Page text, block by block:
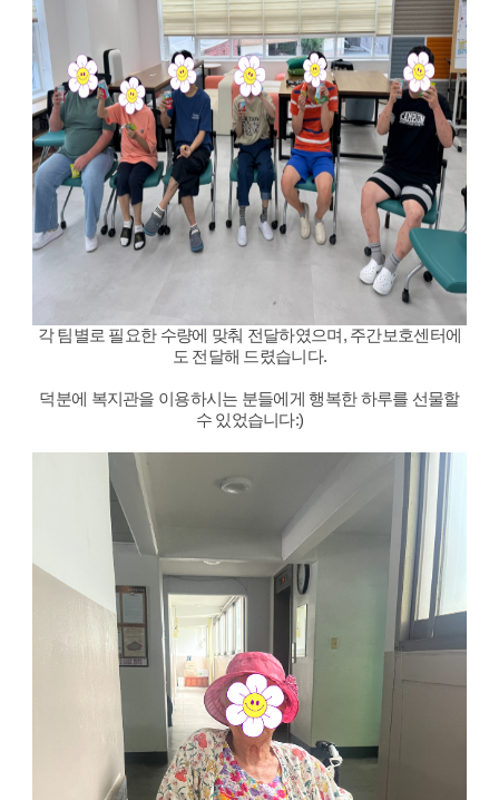
각 팀별로 필요한 수량에 맞춰 전달하였으며, 주간보호센터에
도 전달해 드렸습니다.
덕분에 복지관을 이용하시는 분들에게 행복한 하루를 선물할
수 있었습니다:)